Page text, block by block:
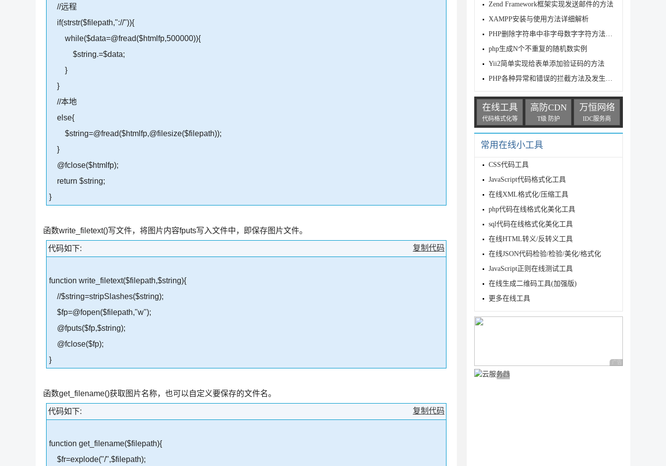
//远程
if(strstr($filepath,"://")){
while($data=@fread($htmlfp,500000)){
$string.=$data;
}
}
//本地
else{
$string=@fread($htmlfp,@filesize($filepath));
}
@fclose($htmlfp);
return $string;
}
函数write_filetext()写文件，将图片内容fputs写入文件中，即保存图片文件。
复制代码
代码如下:
function write_filetext($filepath,$string){
//$string=stripSlashes($string);
$fp=@fopen($filepath,"w");
@fputs($fp,$string);
@fclose($fp);
}
函数get_filename()获取图片名称，也可以自定义要保存的文件名。
复制代码
代码如下:
function get_filename($filepath){
$fr=explode("/",$filepath);
Zend Framework框架实现发送邮件的方法
XAMPP安装与使用方法详细解析
PHP删除字符串中非字母数字字符方法总结
php生成N个不重复的随机数实例
Yii2简单实现给表单添加验证码的方法
PHP各种异常和错误的拦截方法及发生致命错误时进行报警
在线工具
代码格式化等
高防CDN
T级 防护
万恒网络
IDC服务商
常用在线小工具
CSS代码工具
JavaScript代码格式化工具
在线XML格式化/压缩工具
php代码在线格式化美化工具
sql代码在线格式化美化工具
在线HTML转义/反转义工具
在线JSON代码检验/检验/美化/格式化
JavaScript正则在线测试工具
在线生成二维码工具(加强版)
更多在线工具
广告 商业广告，理性
广告 商业广告，理性选择